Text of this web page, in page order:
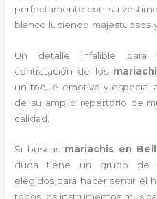
perfectamente con su
blanco luciendo majestuosos
Un detalle infalible para
contratación de los
un toque emotivo y especial
de su amplio repertorio de
calidad.
Si buscas mariachis en
duda tiene un grupo de
elegidos para hacer sentir el
todos los instrumentos